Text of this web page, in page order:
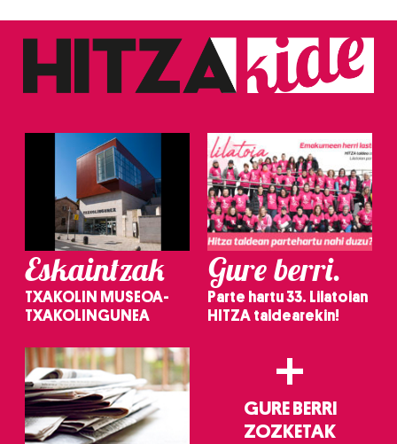
Eskaintzak
TXAKOLIN MUSEOA-
TXAKOLINGUNEA
Gure berri.
Parte hartu 33. Lilatoian
HITZA taldearekin!
+
GURE BERRI
ZOZKETAK